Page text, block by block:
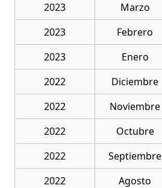
2023
Marzo
2023
Febrero
2023
Enero
2022
Diciembre
2022
Noviembre
2022
Octubre
2022
Septiembre
2022
Agosto